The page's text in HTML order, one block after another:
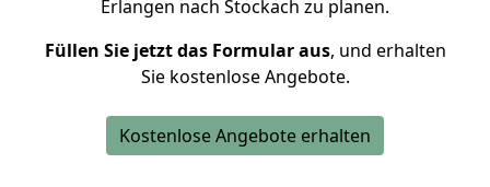
Erlangen nach Stockach zu planen.
Füllen Sie jetzt das Formular aus, und erhalten
Sie kostenlose Angebote.
Kostenlose Angebote erhalten